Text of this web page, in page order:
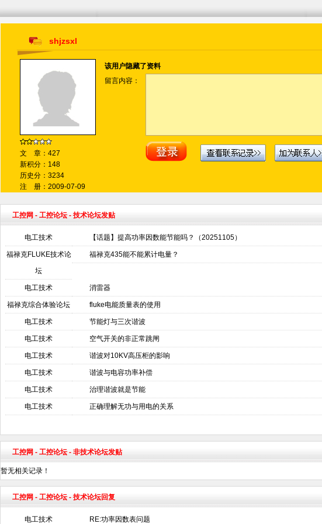
shjzsxl
文 章：427
新积分：148
历史分：3234
注 册：2009-07-09
该用户隐藏了资料
留言内容：
工控网 - 工控论坛- 技术论坛发贴
电工技术 【话题】提高功率因数能节能吗？（20251105）
福禄克FLUKE技术论
坛
福禄克435能不能累计电量？
电工技术 消雷器
福禄克综合体验论坛 fluke电能质量表的使用
电工技术 节能灯与三次谐波
电工技术 空气开关的非正常跳闸
电工技术 谐波对10KV高压柜的影响
电工技术 谐波与电容功率补偿
电工技术 治理谐波就是节能
电工技术 正确理解无功与用电的关系
工控网 - 工控论坛- 非技术论坛发贴
暂无相关记录！
工控网 - 工控论坛- 技术论坛回复
电工技术 RE:功率因数表问题